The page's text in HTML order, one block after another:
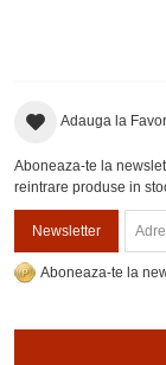
Adauga la
Aboneaza-te la
reintrare produse in
Newsletter
Aboneaza-te la